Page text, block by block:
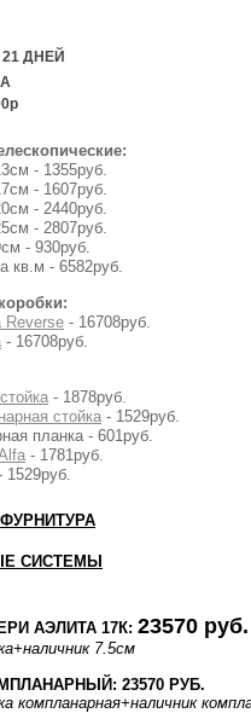
ДНЕЙ
- 1355руб.
- 1607руб.
- 2440руб.
- 2807руб.
- 930руб.
кв.м - 6582руб.
Reverse - 16708руб.
- 16708руб.
- 1878руб.
стойка - 1529руб.
планка - 601руб.
- 1781руб.
1529руб.
СИСТЕМЫ
АЭЛИТА 17К: 23570 руб.
+наличник 7.5см
23570 РУБ.
компланарная+наличник